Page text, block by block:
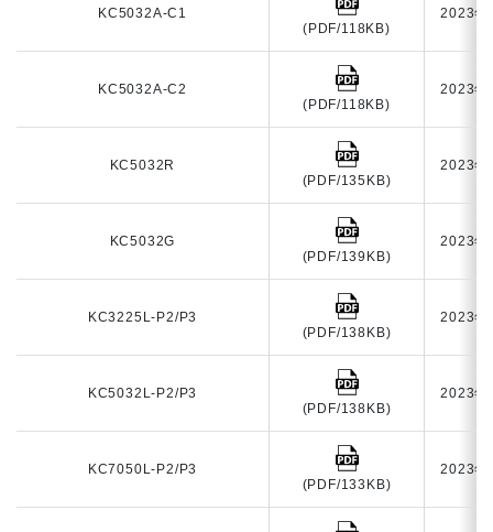
KC5032A-C1
(PDF/118KB)
2023年
KC5032A-C2
(PDF/118KB)
2023年
KC5032R
(PDF/135KB)
2023年
KC5032G
(PDF/139KB)
2023年
KC3225L-P2/P3
(PDF/138KB)
2023年
KC5032L-P2/P3
(PDF/138KB)
2023年
KC7050L-P2/P3
(PDF/133KB)
2023年